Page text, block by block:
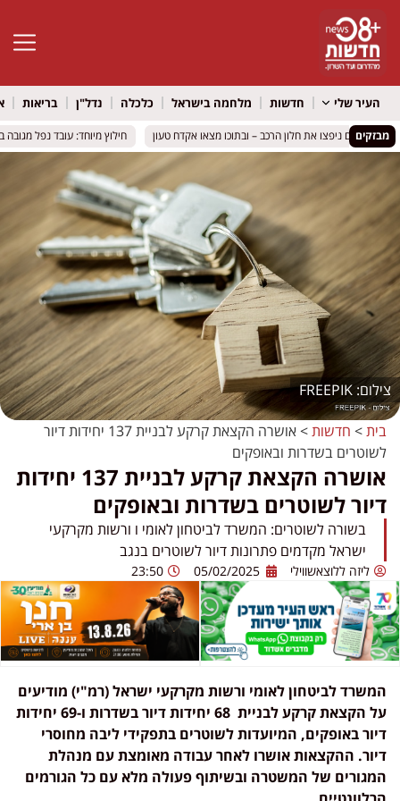
פתח
העיר שלי חדשות מלחמה בישראל כלכלה נדל"ן בריאות
מבזקיםניפצו את חלון הרכב – ובתוכו מצאו אקדח טעון
ניפצו את חלון הרכב – ובתוכו מצאו אקדח טעון חילוץ מיוחד: עובד נפל מגובה
חילוץ מיוחד: עובד נפל מגובה
FREEPIK
בית> חדשות>
אושרה הקצאת קרקע לבניית 137 יחידות דיור
לשוטרים בשדרות ובאופקים
אושרה הקצאת קרקע לבניית 137 יחידות
דיור לשוטרים בשדרות ובאופקים
בשורה לשוטרים: המשרד לביטחון לאומי ו ורשות מקרקעי
ישראל מקדמים פתרונות דיור לשוטרים בנגב
ליזה ללוצאשווילי 05/02/2025
23:50
המשרד לביטחון לאומי ורשות מקרקעי ישראל (רמ"י) מודיעים
על הקצאת קרקע לבניית 68 יחידות דיור בשדרות ו-69 יחידות
דיור באופקים, המיועדות לשוטרים בתפקידי ליבה מחוסרי
דיור. ההקצאות אושרו לאחר עבודה מאומצת עם מנהלת
המגורים של המשטרה ובשיתוף פעולה מלא עם כל הגורמים